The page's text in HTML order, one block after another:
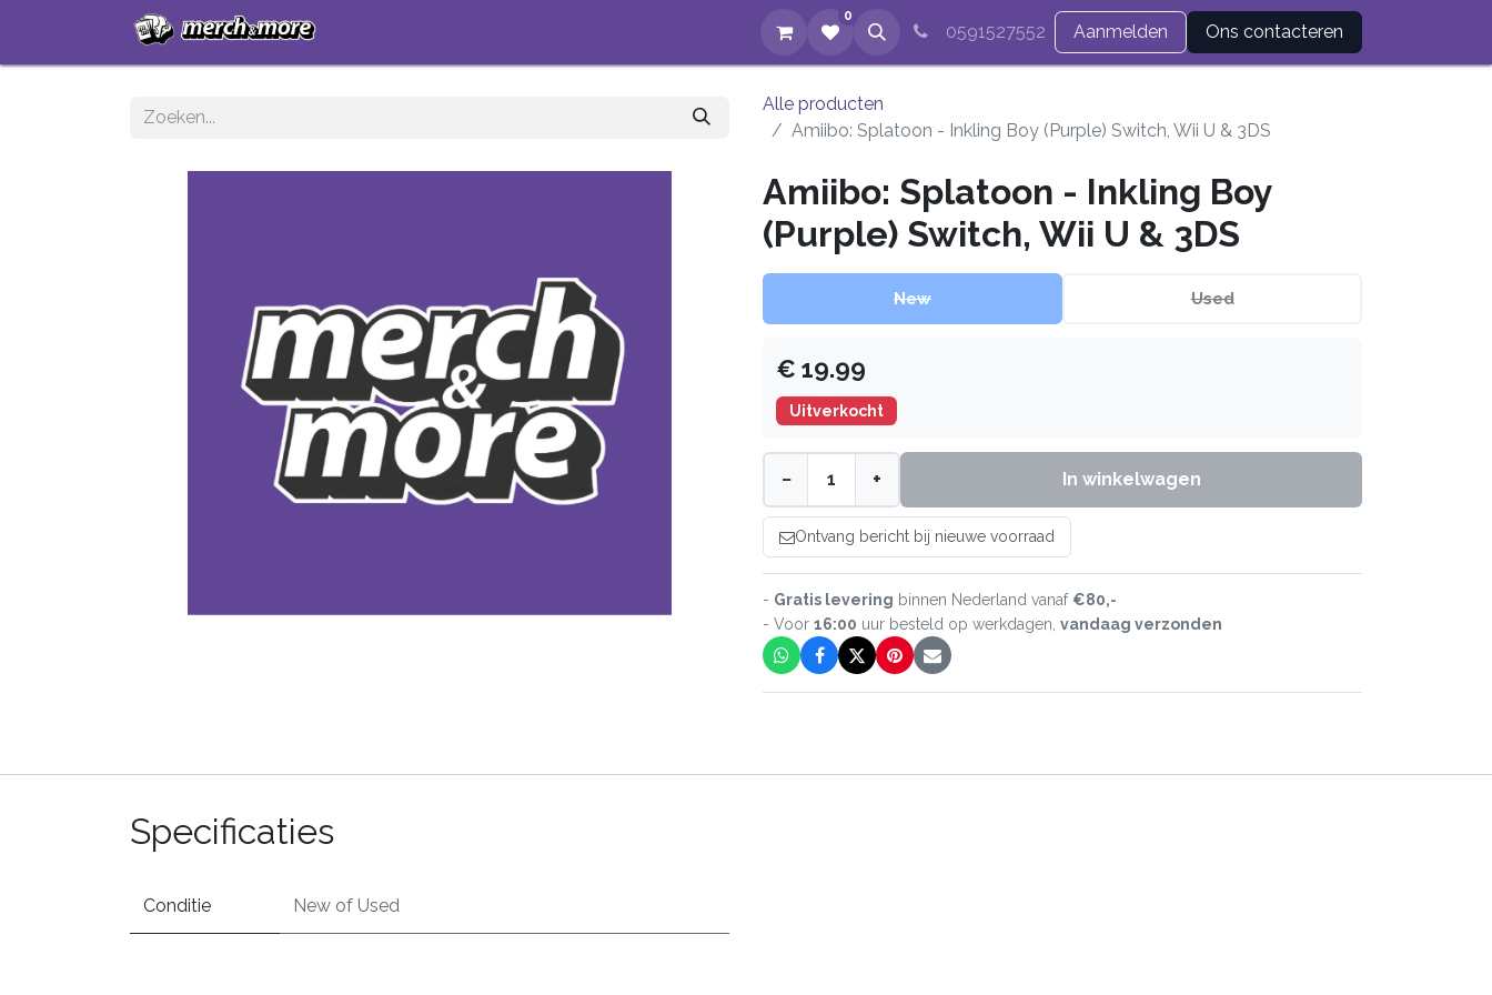
Over ons Reparaties
0
0591527552 Aanmelden Ons contacteren
Alle producten
Amiibo: Splatoon - Inkling Boy (Purple) Switch, Wii U & 3DS
Amiibo: Splatoon - Inkling Boy
(Purple) Switch, Wii U & 3DS
New Used
€ 19.99
Uitverkocht
− + In winkelwagen
Ontvang bericht bij nieuwe voorraad
- Gratis levering binnen Nederland vanaf €80,-
- Voor 16:00 uur besteld op werkdagen, vandaag verzonden
Specificaties
Conditie New of Used